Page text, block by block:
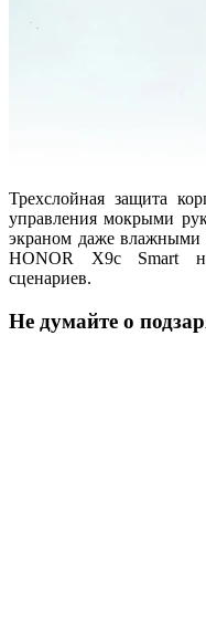
Трехслойная защита
управления мокрыми
экраном даже
HONOR X9c Smart
сценариев.
Не думайте о